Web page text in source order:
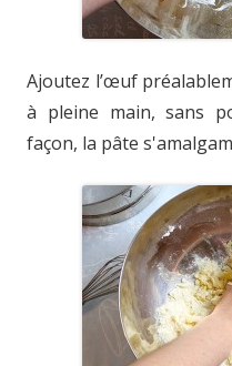
Ajoutez l’œuf
à pleine main, sans
façon, la pâte